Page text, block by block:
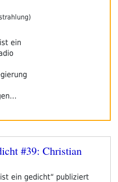
ein
#39: Christian
ein gedicht“ publiziert